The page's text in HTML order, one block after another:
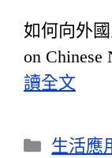
如何向外
on
讀全文
分
生活應